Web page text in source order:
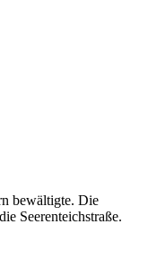
bewältigte. Die
Seerenteichstraße.